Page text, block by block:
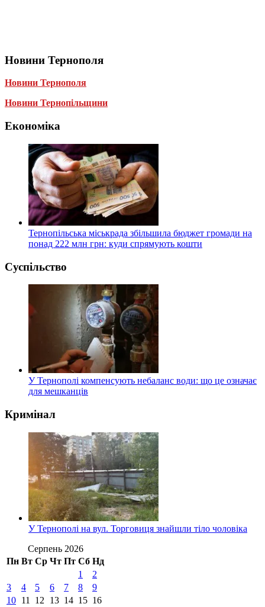
Новини Тернополя
Новини Тернополя
Новини Тернопільщини
Економіка
Тернопільська міськрада збільшила бюджет громади на
понад 222 млн грн: куди спрямують кошти
Суспільство
У Тернополі компенсують небаланс води: що це означає
для мешканців
Кримінал
У Тернополі на вул. Торговиця знайшли тіло чоловіка
Серпень 2026
Пн Вт Ср Чт Пт Сб Нд
1
2
3
4 5 6 7 8
9
10 11 12 13 14 15 16